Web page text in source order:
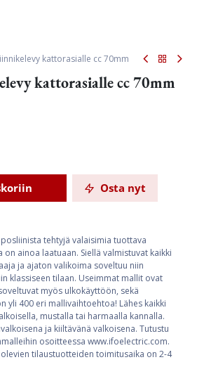
kattorasialle cc 70mm
kattorasialle cc 70mm
Osta nyt
tehtyjä valaisimia tuottava
ainoa laatuaan. Siellä valmistuvat kaikki
ja ajaton valikoima soveltuu niin
klassiseen tilaan. Useimmat mallit ovat
myös ulkokäyttöön, sekä
yli 400 eri mallivaihtoehtoa! Lähes kaikki
mustalla tai harmaalla kannalla.
ja kiiltävänä valkoisena. Tutustu
osoitteessa www.ifoelectric.com.
tilaustuotteiden toimitusaika on 2-4